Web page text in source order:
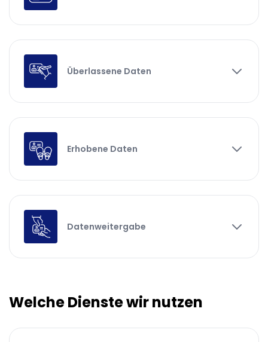
Überlassene Daten
Erhobene Daten
Datenweitergabe
Welche Dienste wir nutzen